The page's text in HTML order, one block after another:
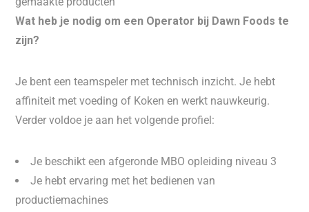
Wat heb je nodig om een Operator bij Dawn Foods te
zijn?
Je bent een teamspeler met technisch inzicht. Je hebt
affiniteit met voeding of Koken en werkt nauwkeurig.
Verder voldoe je aan het volgende profiel:
Je beschikt een afgeronde MBO opleiding niveau 3
Je hebt ervaring met het bedienen van
productiemachines